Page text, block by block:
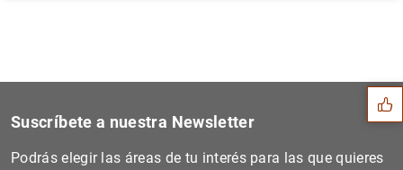
Sugerencias
Suscríbete a nuestra Newsletter
Podrás elegir las áreas de tu interés para las que quieres